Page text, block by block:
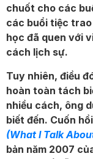
chuốt cho các
các buổi tiệc
học đã quen với
cách lịch sự.
Tuy nhiên, điều
hoàn toàn tách
nhiều cách, ông
biết đến. Cuốn
(What I Talk
bản năm 2007